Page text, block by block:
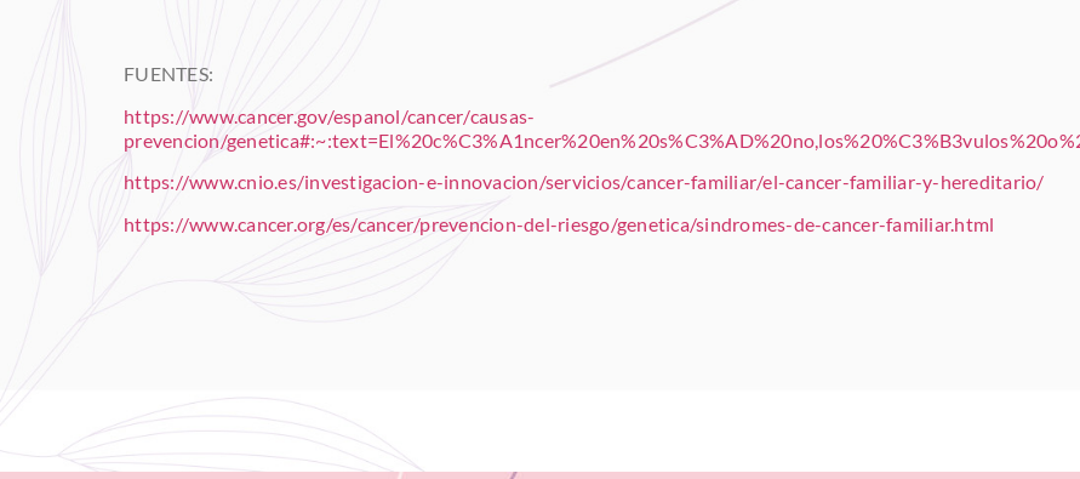
FUENTES:
https://www.cancer.gov/espanol/cancer/causas-
prevencion/
https://www.cnio.es/investigacion-e-innovacion/servicios/cancer-familiar/el-cancer-familiar-y-hereditario/
https://www.cancer.org/es/cancer/prevencion-del-riesgo/genetica/sindromes-de-cancer-familiar.html